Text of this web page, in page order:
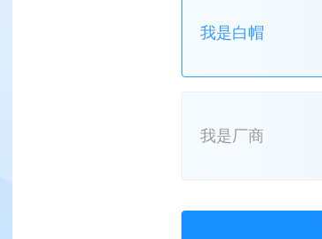
我是白帽
我是厂商